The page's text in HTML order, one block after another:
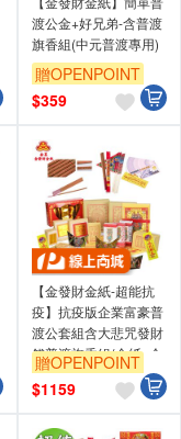
渡公金+好兄弟-含普渡
旗香組(中元普渡專用)
贈OPENPOINT
$359
【金發財金紙-超能抗
疫】抗疫版企業富豪普
渡公套組含大悲咒發財
錢普渡旗香組(金紙 -企
業版普渡必用)
贈OPENPOINT
$1159